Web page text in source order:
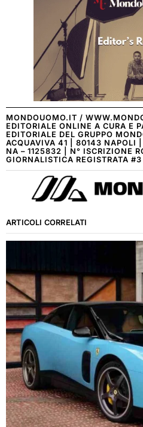
MONDOUOMO.IT /
EDITORIALE ONLINE A CURA E
EDITORIALE DEL GRUPPO
ACQUAVIVA 41 | 80143 NAPOLI
NA – 1125832 | N° ISCRIZIONE
GIORNALISTICA REGISTRATA
ARTICOLI CORRELATI